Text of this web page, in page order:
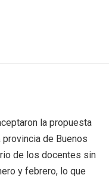
la propuesta
de Buenos
de los docentes sin
y febrero, lo que